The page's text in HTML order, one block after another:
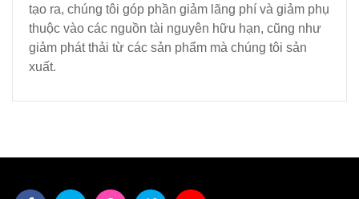
tạo ra, chúng tôi góp phần giảm lãng phí và giảm phụ
thuộc vào các nguồn tài nguyên hữu hạn, cũng như
giảm phát thải từ các sản phẩm mà chúng tôi sản
xuất.